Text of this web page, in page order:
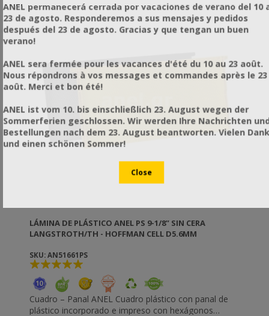
LÁMINA DE PLÁSTICO ANEL PS 9-1/8” SIN CERA
LANGSTROTH/TH - HOFFMAN CELL D5.6MM
SKU: AN51661PS
Cuadro – Panal ANEL Cuadro plástico con panal de
plástico incorporado e impreso con hexágonos
ANEL permanecerá cerrada por vacaciones de verano del 10
23 de agosto. Responderemos a sus mensajes y pedidos
después del 23 de agosto. Gracias y que tengan un buen
verano!
ANEL sera fermée pour les vacances d'été du 10 au 23 août.
Nous répondrons à vos messages et commandes après le 23
août. Merci et bon été!
ANEL ist vom 10. bis einschließlich 23. August wegen der
Sommerferien geschlossen. Wir werden Ihre Nachrichten
Bestellungen nach dem 23. August beantworten. Vielen Dank
und einen schönen Sommer!